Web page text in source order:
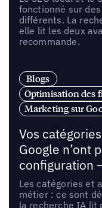
fonctionné sur
différents. La
elle lit les deux
recommande.
Blogs
Optimisation des
Marketing sur
Vos
Google n’ont
configuration
Les catégories et
métier : ce sont
la recherche IA lit